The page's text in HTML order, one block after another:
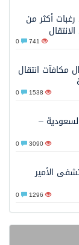
رغبات أكثر من
741
مكافآت انتقال
1538
–
3090
الأمير
1296